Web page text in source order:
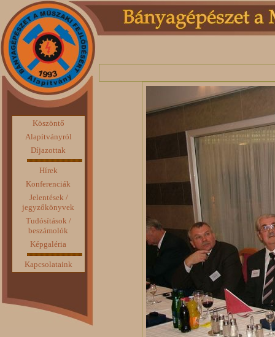
Köszöntő
Alapítványról
Díjazottak
Hírek
Konferenciák
Jelentések /
jegyzőkönyvek
Tudósítások /
beszámolók
Képgaléria
Kapcsolataink